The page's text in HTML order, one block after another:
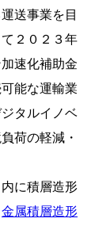
送事業を目
２０２３年
速化補助金
能な運輸業
タルイノベ
荷の軽減・
に積層造形
金属積層造形